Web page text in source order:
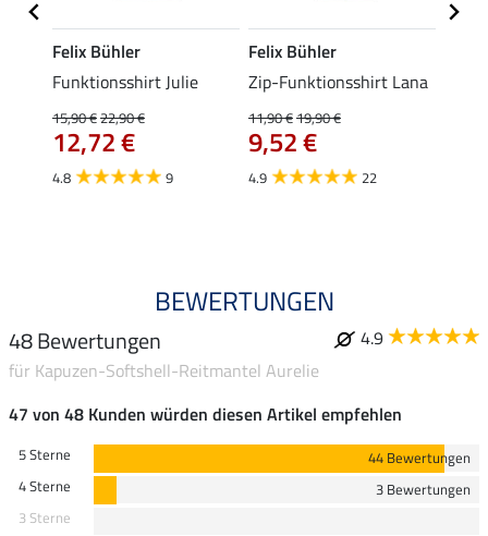
Felix Bühler
Funktionsshirt Julie
15,90 €22,90 €
12,72 €
4.8 9
Felix Bühler
Zip-Funktionsshirt Lana
11,90 €19,90 €
9,52 €
4.9 22
BEWERTUNGEN
48 Bewertungen
4.9
für Kapuzen-Softshell-Reitmantel Aurelie
47 von 48 Kunden würden diesen Artikel empfehlen
5 Sterne
44 Bewertungen
4 Sterne
3 Bewertungen
3 Sterne